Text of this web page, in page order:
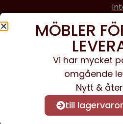
Sociala media
Facebook
Instagram
MÖBLER
Vi har mycket
omgående
Nytt &
till